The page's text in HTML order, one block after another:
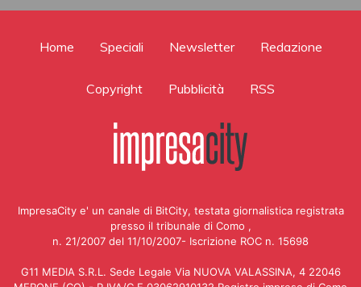
Home Speciali Newsletter Redazione
Copyright Pubblicità RSS
ImpresaCity e' un canale di BitCity, testata giornalistica registrata
presso il tribunale di Como ,
n. 21/2007 del 11/10/2007- Iscrizione ROC n. 15698
G11 MEDIA S.R.L. Sede Legale Via NUOVA VALASSINA, 4 22046